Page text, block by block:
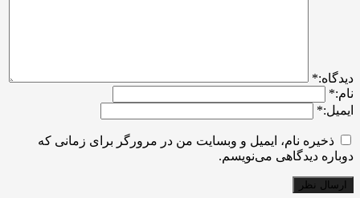
ديدگاه:*
نام:*
ایمیل:*
ذخیره نام، ایمیل و وبسایت من در مرورگر برای زمانی که
دوباره دیدگاهی می‌نویسم.